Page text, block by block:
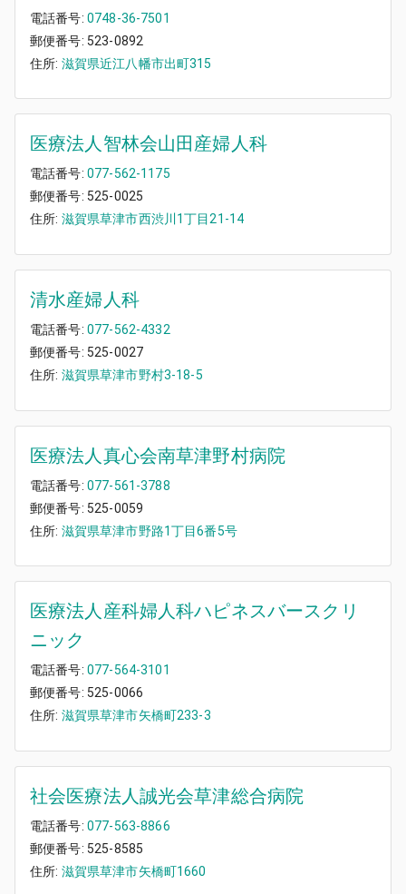
電話番号: 0748-36-7501
郵便番号: 523-0892
住所: 滋賀県近江八幡市出町315
医療法人智林会山田産婦人科
電話番号: 077-562-1175
郵便番号: 525-0025
住所: 滋賀県草津市西渋川1丁目21-14
清水産婦人科
電話番号: 077-562-4332
郵便番号: 525-0027
住所: 滋賀県草津市野村3-18-5
医療法人真心会南草津野村病院
電話番号: 077-561-3788
郵便番号: 525-0059
住所: 滋賀県草津市野路1丁目6番5号
医療法人産科婦人科ハピネスバースクリ
ニック
電話番号: 077-564-3101
郵便番号: 525-0066
住所: 滋賀県草津市矢橋町233-3
社会医療法人誠光会草津総合病院
電話番号: 077-563-8866
郵便番号: 525-8585
住所: 滋賀県草津市矢橋町1660